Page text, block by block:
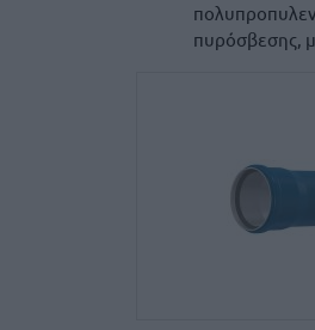
πυρόσβεσης,